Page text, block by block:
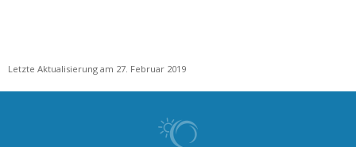
Letzte Aktualisierung am 27. Februar 2019